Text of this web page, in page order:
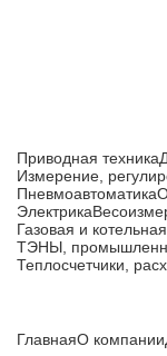
Приводная техника
Измерение,
Пневмоавтоматика
Электрика
Газовая и
ТЭНЫ,
Теплосчетчики,
ГлавнаяО компании